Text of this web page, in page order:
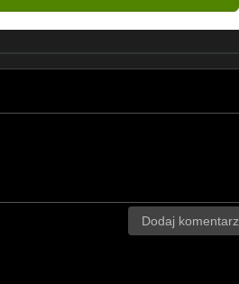
Dodaj komentarz